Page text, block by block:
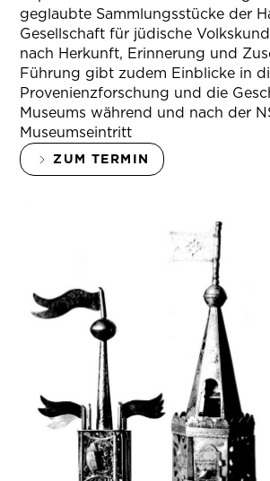
geglaubte Sammlungsstücke der
Gesellschaft für jüdische
nach Herkunft, Erinnerung und
Führung gibt zudem Einblicke in
Provenienzforschung und die
Museums während und nach der
Museumseintritt
ZUM TERMIN